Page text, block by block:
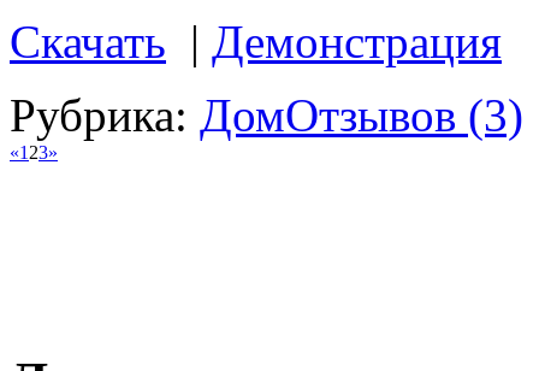
Скачать | Демонстрация
Рубрика: ДомОтзывов (3)
«1 23»